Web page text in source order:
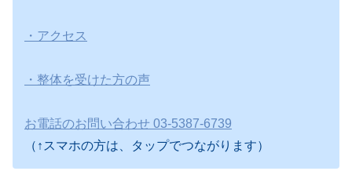
・アクセス
・整体を受けた方の声
お電話のお問い合わせ 03-5387-6739
（↑スマホの方は、タップでつながります）